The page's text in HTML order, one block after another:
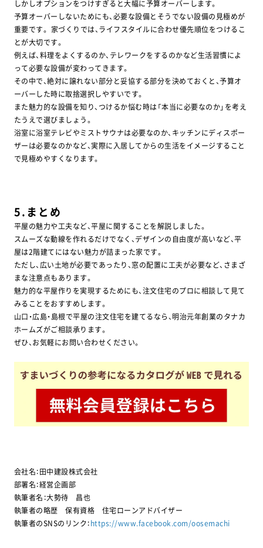
しかしオプションをつけすぎると大幅に予算オーバーします。
予算オーバーしないためにも、必要な設備とそうでない設備の見極めが
重要です。 家づくりでは、ライフスタイルに合わせ優先順位をつけるこ
とが大切です。
例えば、料理をよくするのか、テレワークをするのかなど生活習慣によ
って必要な設備が変わってきます。
その中で、絶対に譲れない部分と妥協する部分を決めておくと、予算オ
ーバーした時に取捨選択しやすいです。
また魅力的な設備を知り、つけるか悩む時は「本当に必要なのか」を考え
たうえで選びましょう。
浴室に浴室テレビやミストサウナは必要なのか、キッチンにディスポー
ザーは必要なのかなど、実際に入居してからの生活をイメージすること
で見極めやすくなります。
5.まとめ
平屋の魅力や工夫など、平屋に関することを解説しました。
スムーズな動線を作れるだけでなく、デザインの自由度が高いなど、平
屋は2階建てにはない魅力が詰まった家です。
ただし、広い土地が必要であったり、窓の配置に工夫が必要など、さまざ
まな注意点もあります。
魅力的な平屋作りを実現するためにも、注文住宅のプロに相談して見て
みることをおすすめします。
山口・広島・島根で平屋の注文住宅を建てるなら、明治元年創業のタナカ
ホームズがご相談承ります。
ぜひ、お気軽にお問い合わせください。
会社名：田中建設株式会社
部署名：経営企画部
執筆者名：大勢待 昌也
執筆者の略歴 保有資格 住宅ローンアドバイザー
執筆者のSNSのリンク：https://www.facebook.com/oosemachi